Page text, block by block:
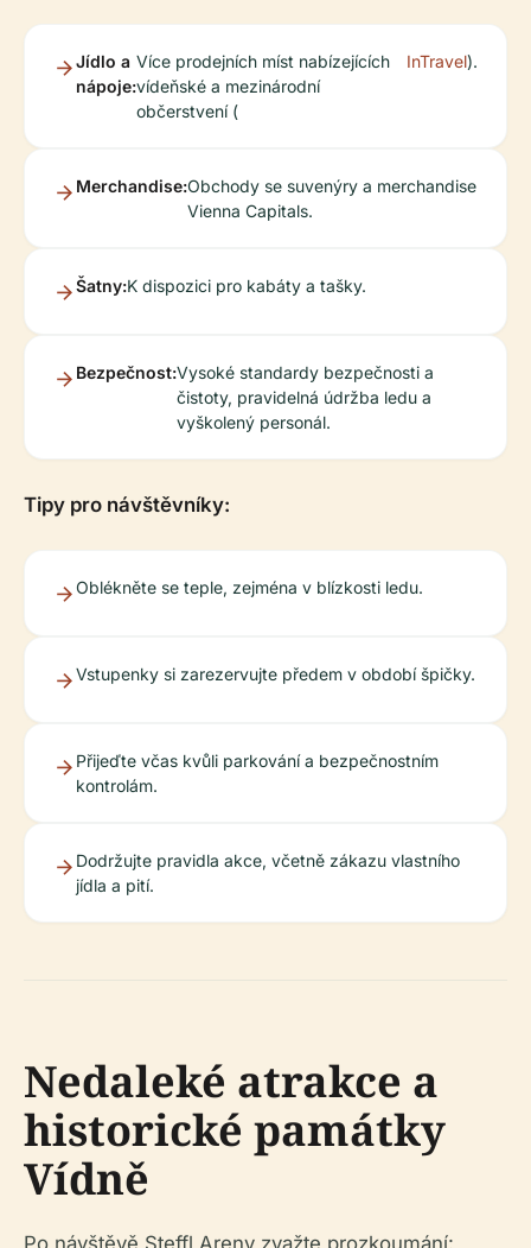
Jídlo a
nápoje:
Více prodejních míst nabízejících
vídeňské a mezinárodní
občerstvení (
InTravel).
Merchandise:Obchody se suvenýry a merchandise
Vienna Capitals.
Šatny:K dispozici pro kabáty a tašky.
Bezpečnost:Vysoké standardy bezpečnosti a
čistoty, pravidelná údržba ledu a
vyškolený personál.
Tipy pro návštěvníky:
Oblékněte se teple, zejména v blízkosti ledu.
Vstupenky si zarezervujte předem v období špičky.
Přijeďte včas kvůli parkování a bezpečnostním
kontrolám.
Dodržujte pravidla akce, včetně zákazu vlastního
jídla a pití.
Nedaleké atrakce a
historické památky
Vídně